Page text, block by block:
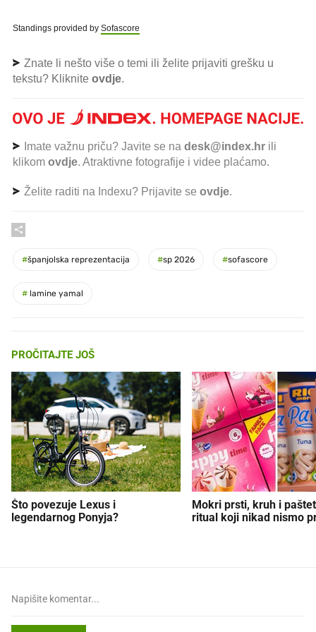
Standings provided by Sofascore
Znate li nešto više o temi ili želite prijaviti grešku u
tekstu? Kliknite ovdje.
Imate važnu priču? Javite se na desk@index.hr ili
klikom ovdje. Atraktivne fotografije i videe plaćamo.
Želite raditi na Indexu? Prijavite se ovdje.
#španjolska reprezentacija #sp 2026 #sofascore
# lamine yamal
PROČITAJTE JOŠ
Što povezuje Lexus i
legendarnog Ponyja?
Mokri prsti, kruh i
ritual koji nikad nismo